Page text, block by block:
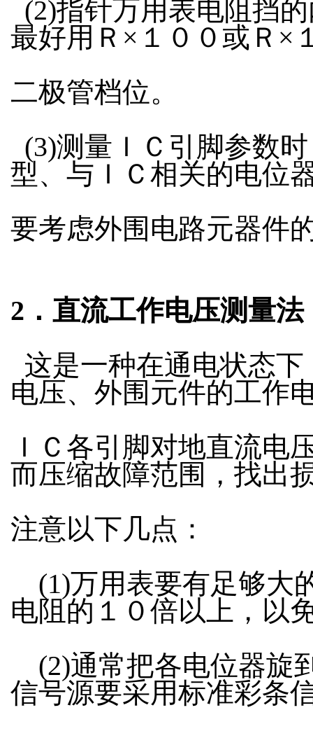
(2)指针万用表电阻挡
最好用Ｒ×１００或Ｒ×
二极管档位。
(3)测量ＩＣ引脚参数
型、与ＩＣ相关的电位
要考虑外围电路元器件
2． 直流工作电压测量法
这是一种在通电状态
电压、外围元件的工作
ＩＣ各引脚对地直流电
而压缩故障范围，找出
注意以下几点：
(1)万用表要有足够大
电阻的１０倍以上，以
(2)通常把各电位器旋
信号源要采用标准彩条